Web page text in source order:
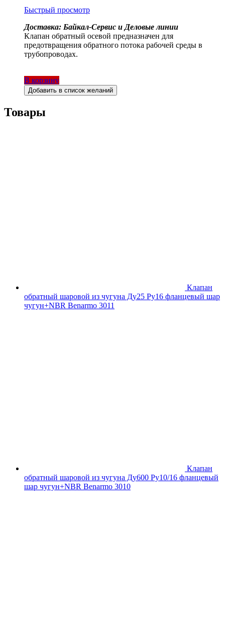
Быстрый просмотр
Доставка: Байкал-Сервис и Деловые линии
Клапан обратный осевой предназначен для
предотвращения обратного потока рабочей среды в
трубопроводах.
В корзину
Добавить в список желаний
Товары
Клапан
обратный шаровой из чугуна Ду25 Ру16 фланцевый шар
чугун+NBR Benarmo 3011
Клапан
обратный шаровой из чугуна Ду600 Ру10/16 фланцевый
шар чугун+NBR Benarmo 3010